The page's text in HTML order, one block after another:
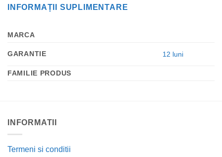
INFORMAȚII SUPLIMENTARE
MARCA
GARANTIE 12 luni
FAMILIE PRODUS
INFORMATII
Termeni si conditii